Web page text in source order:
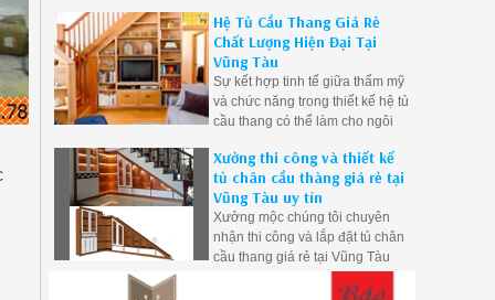
Hệ Tủ Cầu Thang Giá Rẻ
Chất Lượng Hiện Đại Tại
Vũng Tàu
Sự kết hợp tinh tế giữa thẩm mỹ
và chức năng trong thiết kế hệ tủ
cầu thang có thể làm cho ngôi
tiện nghi hơn, có thể tạo điểm
nhấn thẩm mỹ độc đáo
Xưởng thi công và thiết kế
tủ chân cầu thàng giá rẻ tại
Vũng Tàu uy tín
Xưởng mộc chúng tôi chuyên
nhận thi công và lắp đặt tủ chân
cầu thang giá rẻ tại Vũng Tàu